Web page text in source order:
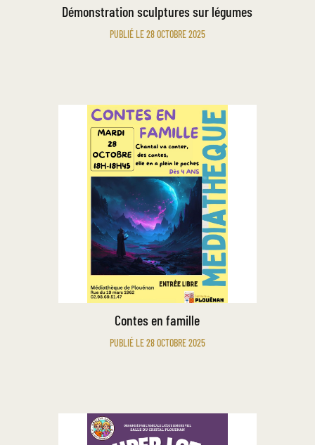
Démonstration sculptures sur légumes
PUBLIÉ LE 28 OCTOBRE 2025
Contes en famille
PUBLIÉ LE 28 OCTOBRE 2025